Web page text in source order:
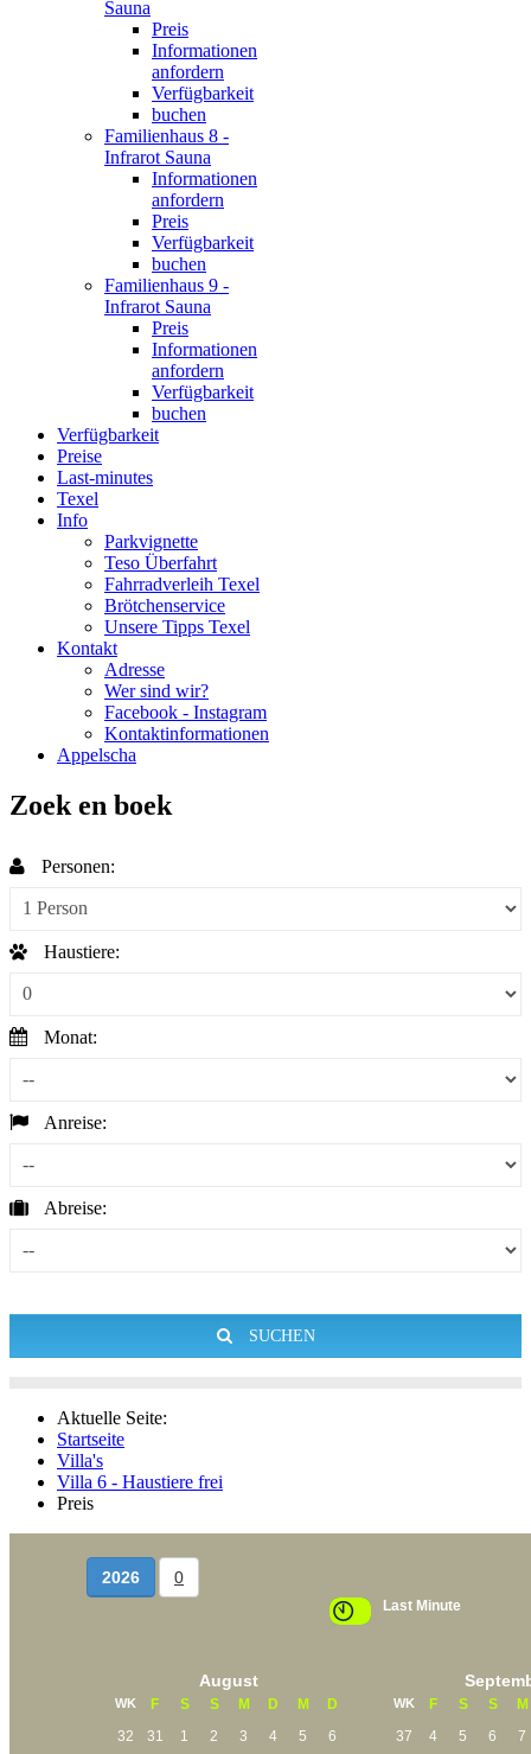
Sauna
Preis
Informationen
anfordern
Verfügbarkeit
buchen
Familienhaus 8 -
Infrarot Sauna
Informationen
anfordern
Preis
Verfügbarkeit
buchen
Familienhaus 9 -
Infrarot Sauna
Preis
Informationen
anfordern
Verfügbarkeit
buchen
Verfügbarkeit
Preise
Last-minutes
Texel
Info
Parkvignette
Teso Überfahrt
Fahrradverleih Texel
Brötchenservice
Unsere Tipps Texel
Kontakt
Adresse
Wer sind wir?
Facebook - Instagram
Kontaktinformationen
Appelscha
Zoek en boek
Personen:
Haustiere:
Monat:
Anreise:
Abreise:
SUCHEN
Aktuelle Seite:
Startseite
Villa's
Villa 6 - Haustiere frei
Preis